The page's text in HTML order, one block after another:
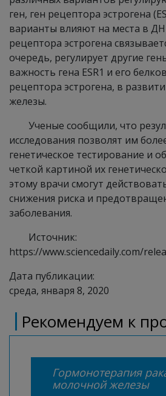
ген, ген рецептора эстрогена
варианты влияют на места в
рецептора эстрогена
очередь, регулирует другие
важность гена ESR1 и его
рецептора эстрогена, в
железы.
Ученые сообщили, что
исследования позволят им
генетическое тестирование и
четкой картиной их
этому врачи смогут
снижения риска и
заболевания.
Источник:
https://www.sciencedaily.com/
Дата публикации:
среда, января 8, 2020
Рекомендуем к
Гормонотерапия
молочной железы